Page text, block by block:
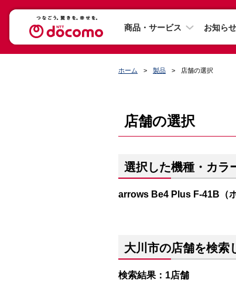
商品・サービス お知らせ
ホーム 製品 店舗の選択
店舗の選択
選択した機種・カラ
arrows Be4 Plus F-41B（ホ
大川市の店舗を検索
検索結果：1店舗